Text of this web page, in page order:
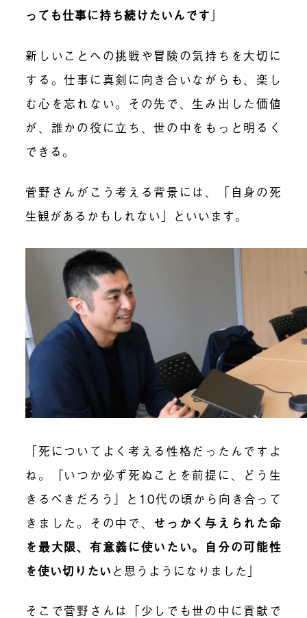
っても仕事に持ち続けたいんです 」
新しいことへの挑戦や冒険の気持ちを大切に
する。仕事に真剣に向き合いながらも、楽し
む心を忘れない。その先で、生み出した価値
が、誰かの役に立ち、世の中をもっと明るく
できる。
菅野さんがこう考える背景には、「自身の死
生観があるかもしれない」といいます。
「死についてよく考える性格だったんですよ
ね。『いつか必ず死ぬことを前提に、どう生
きるべきだろう』と10代の頃から向き合って
きました。その中で、 せっかく与えられた命
を最大限、有意義に使いたい。自分の可能性
を使い切りたい と思うようになりました」
そこで菅野さんは「少しでも世の中に貢献で